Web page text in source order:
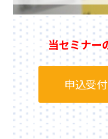
当セミナー
申込受